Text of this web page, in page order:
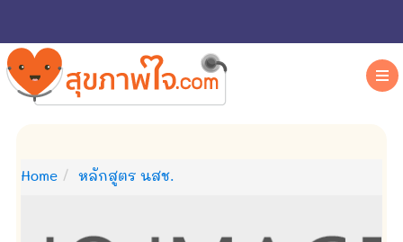
Home หลักสูตร นสช.